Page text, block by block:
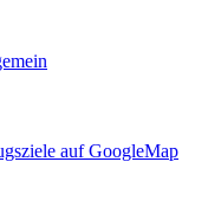
auf GoogleMap